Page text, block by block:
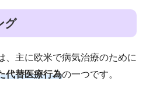
グ
、主に欧米で病気治療のために
代替医療行為の一つです。